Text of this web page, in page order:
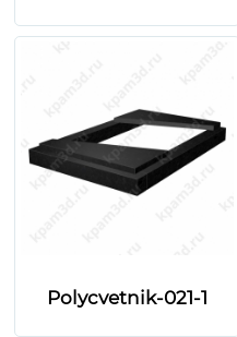
Polycvetnik-021-1